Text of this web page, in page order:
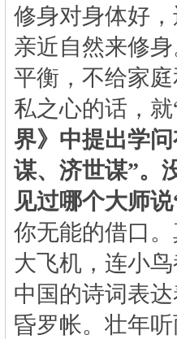
修身对身体好
亲近自然来修
平衡，不给家
私之心的话，就
界》中提出学问
谋、济世谋”。
见过哪个大师说
你无能的借口
大飞机，连小鸟
中国的诗词表
昏罗帐。壮年